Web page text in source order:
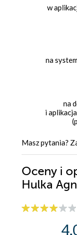
w
na
na
i
Masz pytania?
Oceny i
Hulka